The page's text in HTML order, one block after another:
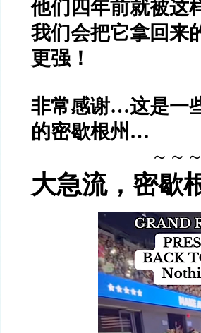
他们四年前就被这
我们会把它拿回来
更强！
非常感谢…这是一
的密歇根州…
～～
大急流，密歇